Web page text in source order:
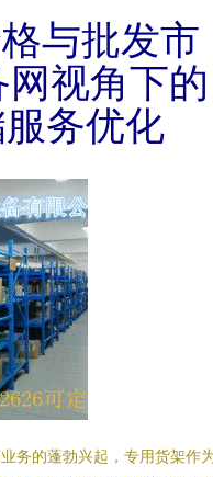
与批发市
视角下的
务优化
务的蓬勃兴起，专用货架作